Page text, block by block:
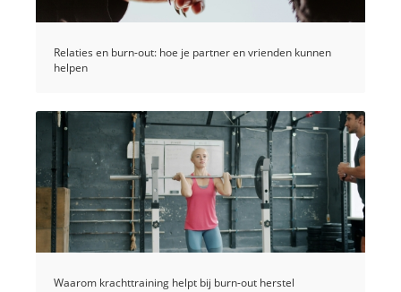
Relaties en burn-out: hoe je partner en vrienden kunnen
helpen
Waarom krachttraining helpt bij burn-out herstel